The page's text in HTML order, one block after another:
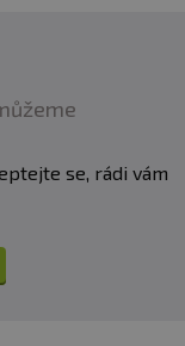
se, rádi vám